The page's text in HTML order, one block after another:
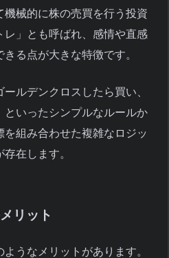
機械的に株の売買を行う投資
」とも呼ばれ、感情や直感
る点が大きな特徴です。
ルデンクロスしたら買い、
といったシンプルなルールか
組み合わせた複雑なロジッ
在します。
リット
うなメリットがあります。